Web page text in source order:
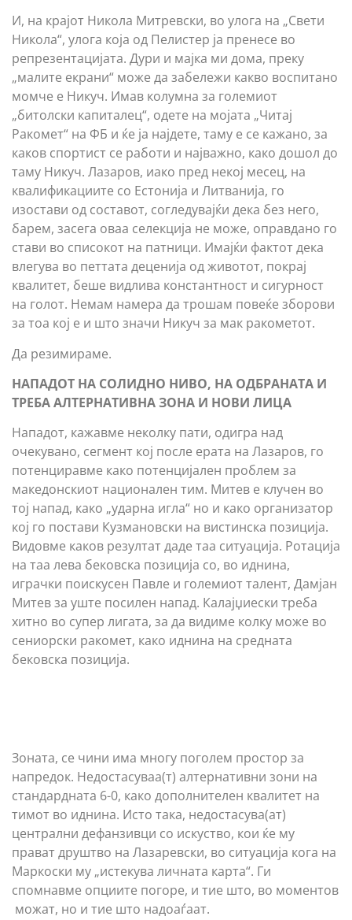
И, на крајот Никола Митревски, во улога на „Свети
Никола“, улога која од Пелистер ја пренесе во
репрезентацијата. Дури и мајка ми дома, преку
„малите екрани“ може да забележи какво воспитано
момче е Никуч. Имав колумна за големиот
„битолски капиталец“, одете на мојата „Читај
Ракомет“ на ФБ и ќе ја најдете, таму е се кажано, за
каков спортист се работи и најважно, како дошол до
таму Никуч. Лазаров, иако пред некој месец, на
квалификациите со Естонија и Литванија, го
изостави од составот, согледувајќи дека без него,
барем, засега оваа селекција не може, оправдано го
стави во списокот на патници. Имајќи фактот дека
влегува во петтата деценија од животот, покрај
квалитет, беше видлива константност и сигурност
на голот. Немам намера да трошам повеќе зборови
за тоа кој е и што значи Никуч за мак ракометот.
Да резимираме.
НАПАДОТ НА СОЛИДНО НИВО, НА ОДБРАНАТА И
ТРЕБА АЛТЕРНАТИВНА ЗОНА И НОВИ ЛИЦА
Нападот, кажавме неколку пати, одигра над
очекувано, сегмент кој после ерата на Лазаров, го
потенциравме како потенцијален проблем за
македонскиот национален тим. Митев е клучен во
тој напад, како „ударна игла“ но и како организатор
кој го постави Кузмановски на вистинска позиција.
Видовме каков резултат даде таа ситуација. Ротација
на таа лева бековска позиција со, во иднина,
играчки поискусен Павле и големиот талент, Дамјан
Митев за уште посилен напад. Калајџиески треба
хитно во супер лигата, за да видиме колку може во
сениорски ракомет, како иднина на средната
бековска позиција.
Зоната, се чини има многу поголем простор за
напредок. Недостасуваа(т) алтернативни зони на
стандардната 6-0, како дополнителен квалитет на
тимот во иднина. Исто така, недостасува(ат)
централни дефанзивци со искуство, кои ќе му
прават друштво на Лазаревски, во ситуација кога на
Маркоски му „истекува личната карта“. Ги
спомнавме опциите погоре, и тие што, во моментов
можат, но и тие што надоаѓаат.